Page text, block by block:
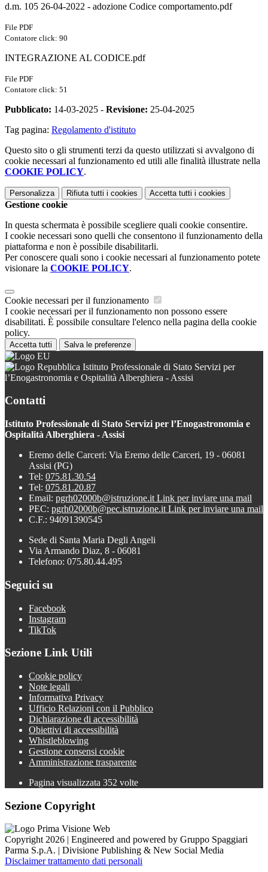
d.m. 105 26-04-2022 - adozione Codice comportamento.pdf
File PDF
Contatore click: 90
INTEGRAZIONE AL CODICE.pdf
File PDF
Contatore click: 51
Pubblicato: 14-03-2025 - Revisione: 25-04-2025
Tag pagina: Regolamento d'istituto
Questo sito o gli strumenti terzi da questo utilizzati si avvalgono di
cookie necessari al funzionamento ed utili alle finalità illustrate nella
COOKIE POLICY.
Personalizza Rifiuta tutti i cookies Accetta tutti i cookies
Gestione cookie
In questa schermata è possibile scegliere quali cookie consentire.
I cookie necessari sono quelli che consentono il funzionamento della
piattaforma e non è possibile disabilitarli.
Per conoscere quali sono i cookie necessari al funzionamento potete
visionare la COOKIE POLICY.
Cookie necessari per il funzionamento
I cookie necessari per il funzionamento non possono essere
disabilitati. È possibile consultare l'elenco nella pagina della cookie
policy.
Accetta tutti Salva le preferenze
Istituto Professionale di Stato Servizi per
l’Enogastronomia e Ospitalità Alberghiera - Assisi
Contatti
Istituto Professionale di Stato Servizi per l’Enogastronomia e
Ospitalità Alberghiera - Assisi
Eremo delle Carceri: Via Eremo delle Carceri, 19 - 06081
Assisi (PG)
Tel: 075.81.30.54
Tel: 075.81.20.87
Email: pgrh02000b@istruzione.it Link per inviare una mail
PEC: pgrh02000b@pec.istruzione.it Link per inviare una mail
C.F.: 94091390545
Sede di Santa Maria Degli Angeli
Via Armando Diaz, 8 - 06081
Telefono: 075.80.44.495
Seguici su
Facebook
Instagram
TikTok
Sezione Link Utili
Cookie policy
Note legali
Informativa Privacy
Ufficio Relazioni con il Pubblico
Dichiarazione di accessibilità
Obiettivi di accessibilità
Whistleblowing
Gestione consensi cookie
Amministrazione trasparente
Pagina visualizzata 352 volte
Sezione Copyright
Copyright 2026 | Engineered and powered by Gruppo Spaggiari
Parma S.p.A. | Divisione Publishing & New Social Media
Disclaimer trattamento dati personali